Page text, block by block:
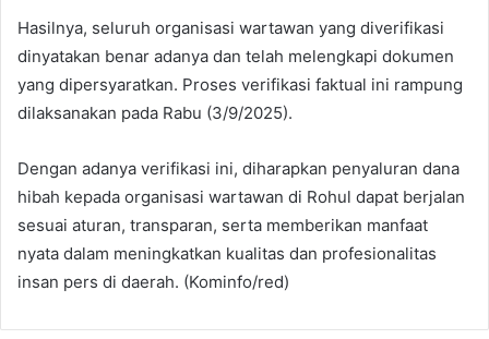
Hasilnya, seluruh organisasi wartawan yang diverifikasi
dinyatakan benar adanya dan telah melengkapi dokumen
yang dipersyaratkan. Proses verifikasi faktual ini rampung
dilaksanakan pada Rabu (3/9/2025).
Dengan adanya verifikasi ini, diharapkan penyaluran dana
hibah kepada organisasi wartawan di Rohul dapat berjalan
sesuai aturan, transparan, serta memberikan manfaat
nyata dalam meningkatkan kualitas dan profesionalitas
insan pers di daerah. (Kominfo/red)